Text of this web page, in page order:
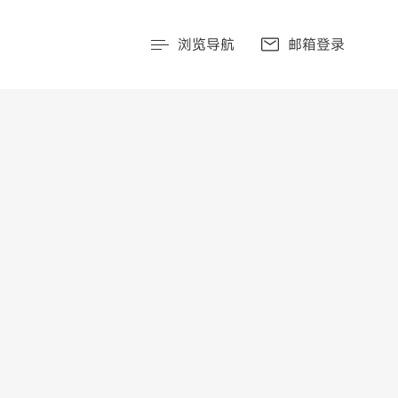
浏览导航 邮箱登录